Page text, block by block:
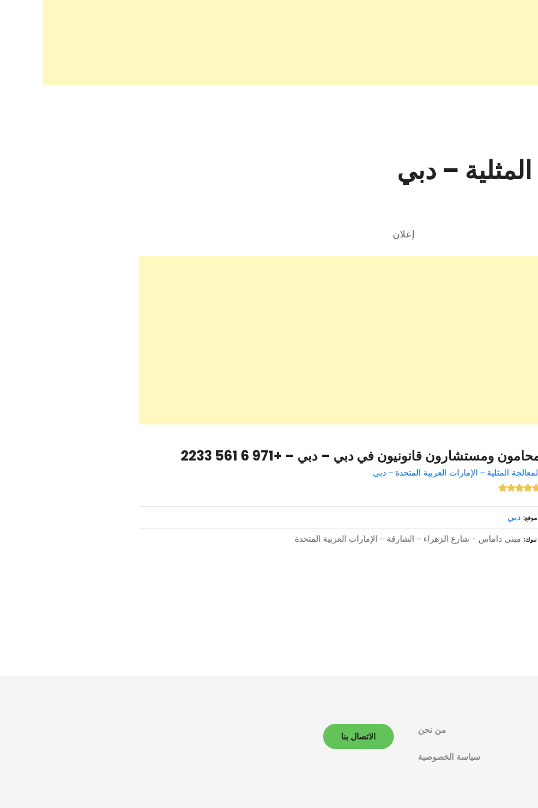
– دبي
إعلان
ومستشارون قانونيون في دبي – دبي – +971 6 561 2233
المثلية – الإمارات العربية المتحدة – دبي
موقع دبي
تبوك مبنى داماس – شارع الزهراء – الشارقة – الإمارات العربية المتحدة
من نحن
سياسة الخصوصية
الاتصال بنا